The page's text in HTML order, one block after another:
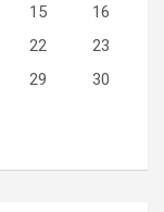
15
16
22
23
29
30